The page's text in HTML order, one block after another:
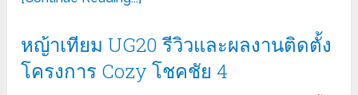
หญ้าเทียม UG20 รีวิวและผลงานติดตั้ง
โครงการ Cozy โชคชัย 4